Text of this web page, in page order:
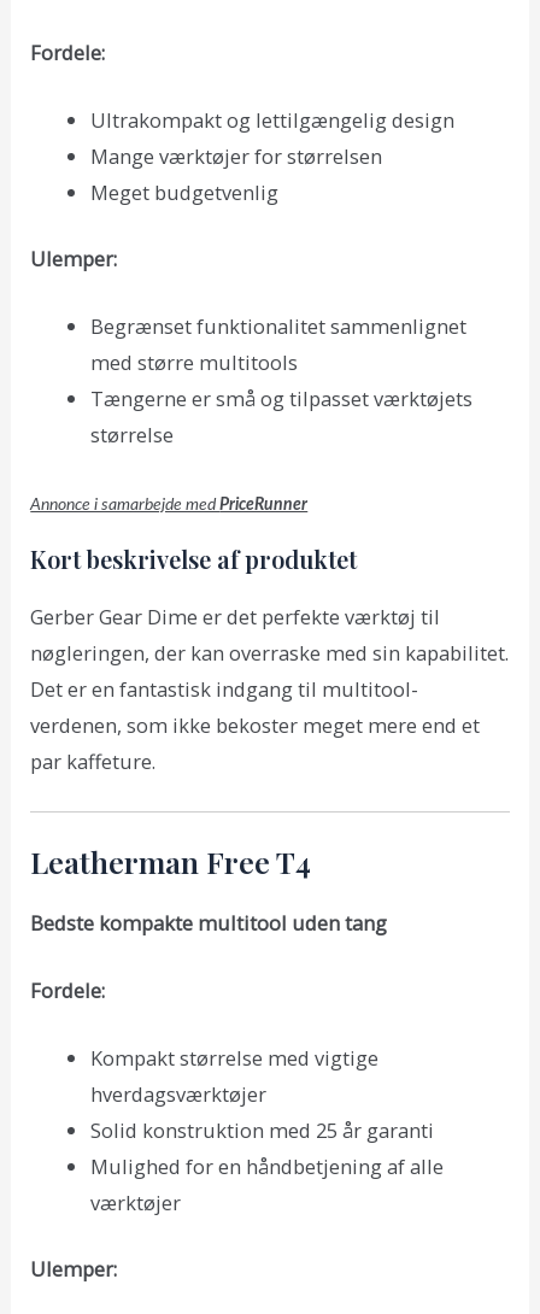
Fordele:
Ultrakompakt og lettilgængelig design
Mange værktøjer for størrelsen
Meget budgetvenlig
Ulemper:
Begrænset funktionalitet sammenlignet
med større multitools
Tængerne er små og tilpasset værktøjets
størrelse
Annonce i samarbejde medPriceRunner
Kort beskrivelse af produktet
Gerber Gear Dime er det perfekte værktøj til
nøgleringen, der kan overraske med sin kapabilitet.
Det er en fantastisk indgang til multitool-
verdenen, som ikke bekoster meget mere end et
par kaffeture.
Leatherman Free T4
Bedste kompakte multitool uden tang
Fordele:
Kompakt størrelse med vigtige
hverdagsværktøjer
Solid konstruktion med 25 år garanti
Mulighed for en håndbetjening af alle
værktøjer
Ulemper: